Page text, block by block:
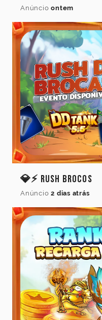
Idioma
do jogo
Cancelar
Anúncio ontem
💎⚡ Rush Brocos
Anúncio 2 dias atrás